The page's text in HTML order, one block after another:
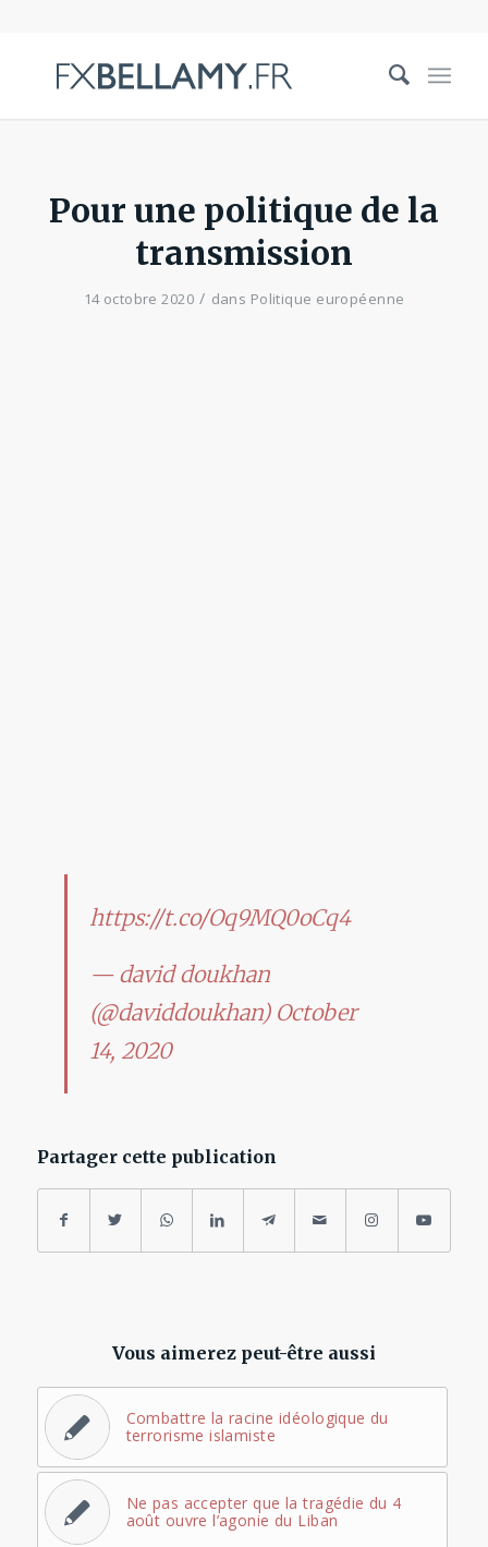
Pour une politique de la
transmission
14 octobre 2020 / dans Politique européenne
https://t.co/Oq9MQ0oCq4
— david doukhan
(@daviddoukhan) October
14, 2020
Partager cette publication
Vous aimerez peut-être aussi
Combattre la racine idéologique du
terrorisme islamiste
Ne pas accepter que la tragédie du 4
août ouvre l’agonie du Liban